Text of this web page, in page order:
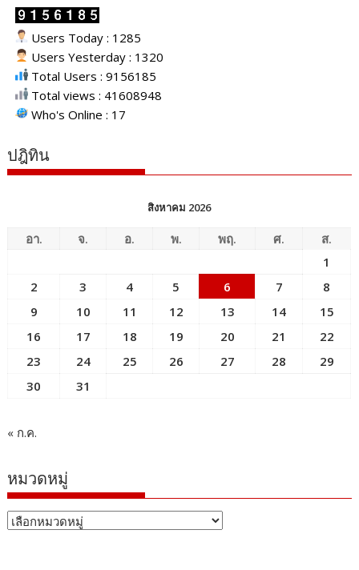
Users Today : 1285
Users Yesterday : 1320
Total Users : 9156185
Total views : 41608948
Who's Online : 17
ปฎิทิน
สิงหาคม 2026
อา. จ. อ. พ. พฤ. ศ.
ส.
1
2
3 4 5 6 7
8
9
10 11 12 13 14
15
16
17 18 19 20 21
22
23
24 25 26 27 28
29
30
31
« ก.ค.
หมวดหมู่
หมวด